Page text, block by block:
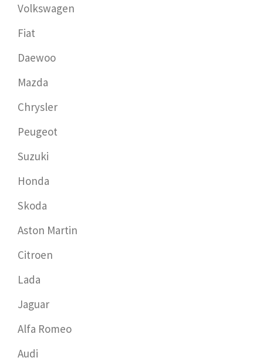
Volkswagen
Fiat
Daewoo
Mazda
Chrysler
Peugeot
Suzuki
Honda
Skoda
Aston Martin
Citroen
Lada
Jaguar
Alfa Romeo
Audi